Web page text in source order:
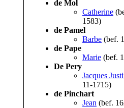
de Mol
Catherine
1583)
de Pamel
Barbe (bef.
de Pape
Marie (bef.
De Pery
Jacques
11-1715)
de Pinchart
Jean (bef.